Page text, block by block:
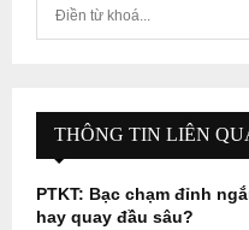
f
r
THÔNG TIN LIÊN
PTKT: Bạc chạm đỉnh
hay quay đầu sâu?